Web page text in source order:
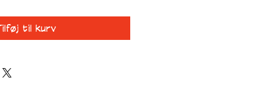
til kurv